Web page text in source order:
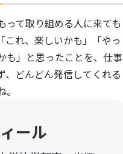
って取り組める人に来ても
これ、楽しいかも」「やっ
も」と思ったことを、仕事
、どんどん発信してくれる
ール